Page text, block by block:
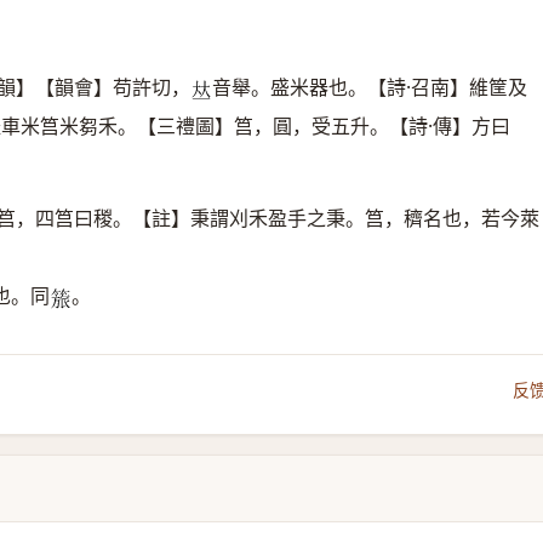
】【韻會】苟許切， 𠀤音舉。盛米器也。【詩·召南】維筐及
米筥米芻禾。【三禮圖】筥，圓，受五升。【詩·傳】方曰
，四筥曰稯。【註】秉謂刈禾盈手之秉。筥，穧名也，若今萊
。同𥰠 。
反